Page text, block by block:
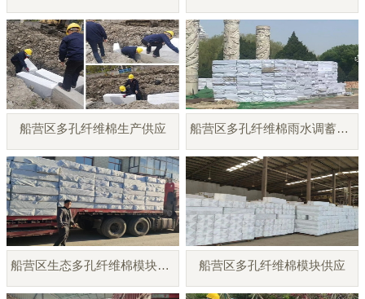
船营区多孔纤维棉生产供应 船营区多孔纤维棉雨水调蓄模块
船营区生态多孔纤维棉模块厂家 船营区多孔纤维棉模块供应